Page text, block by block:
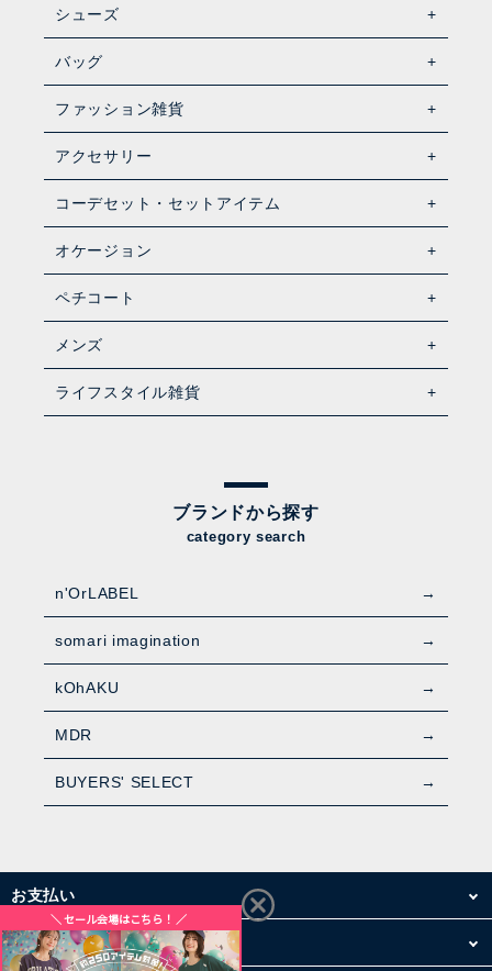
シューズ
バッグ
ファッション雑貨
アクセサリー
コーデセット・セットアイテム
オケージョン
ペチコート
メンズ
ライフスタイル雑貨
ブランドから探す
category search
n'OrLABEL
somari imagination
kOhAKU
MDR
BUYERS' SELECT
お支払い
配送・送料